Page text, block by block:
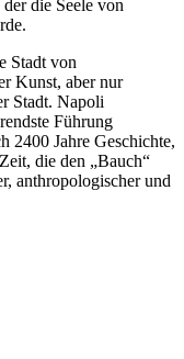
die Seele von
Stadt von
Kunst, aber nur
Stadt. Napoli
Führung
2400 Jahre Geschichte,
die den „Bauch“
anthropologischer und